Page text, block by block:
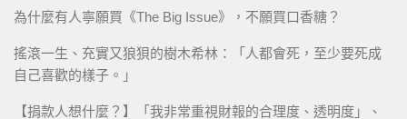
為什麼有人寧願買《The Big Issue》，不願買口香糖？
搖滾一生、充實又狼狽的樹木希林：「人都會死，至少要死成
自己喜歡的樣子。」
【捐款人想什麼？】「我非常重視財報的合理度、透明度」、